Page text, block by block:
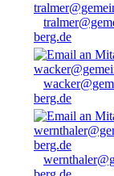
berg.de
berg.de